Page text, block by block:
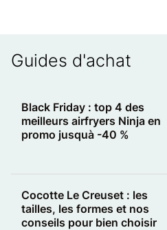
Guides d'achat
Black Friday : top 4 des
meilleurs airfryers Ninja en
promo jusquà -40 %
Cocotte Le Creuset : les
tailles, les formes et nos
conseils pour bien choisir